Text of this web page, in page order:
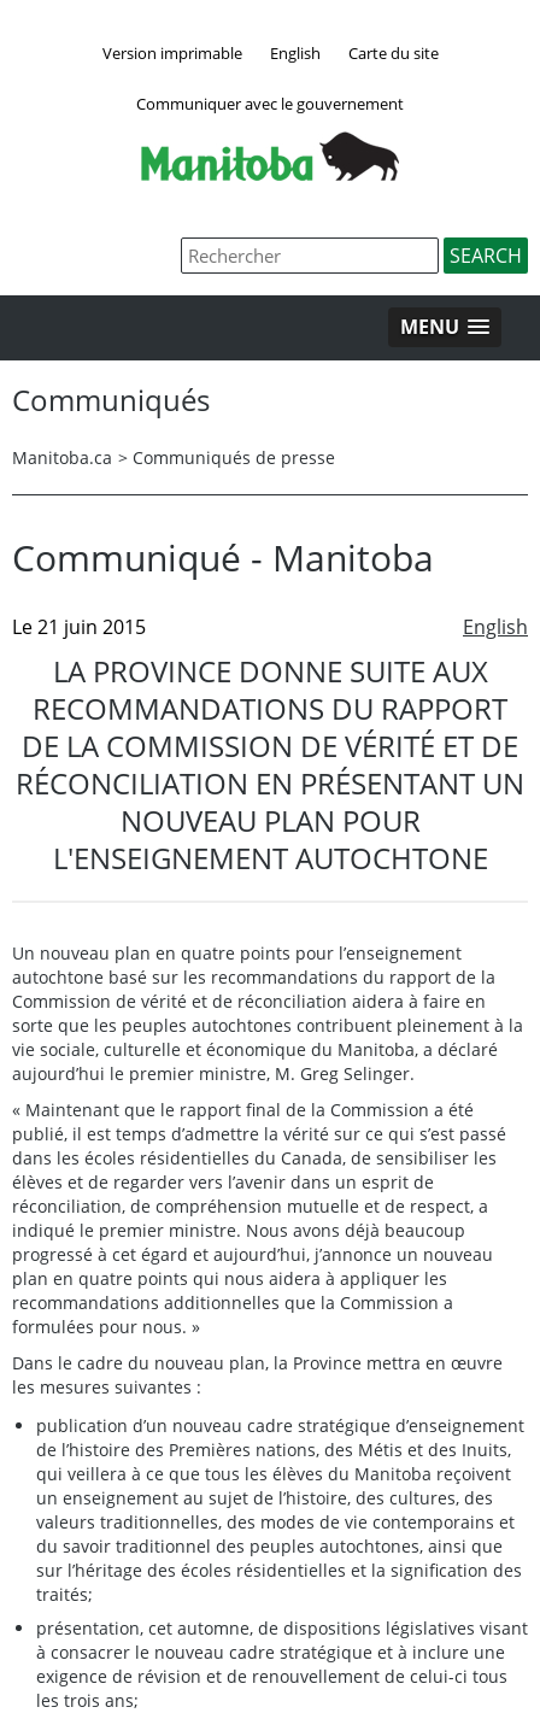
Version imprimable English Carte du site
Communiquer avec le gouvernement
MENU
Communiqués
Manitoba.ca > Communiqués de presse
Communiqué - Manitoba
English
Le 21 juin 2015
LA PROVINCE DONNE SUITE AUX
RECOMMANDATIONS DU RAPPORT
DE LA COMMISSION DE VÉRITÉ ET DE
RÉCONCILIATION EN PRÉSENTANT UN
NOUVEAU PLAN POUR
L'ENSEIGNEMENT AUTOCHTONE
Un nouveau plan en quatre points pour l’enseignement
autochtone basé sur les recommandations du rapport de la
Commission de vérité et de réconciliation aidera à faire en
sorte que les peuples autochtones contribuent pleinement à la
vie sociale, culturelle et économique du Manitoba, a déclaré
aujourd’hui le premier ministre, M. Greg Selinger.
« Maintenant que le rapport final de la Commission a été
publié, il est temps d’admettre la vérité sur ce qui s’est passé
dans les écoles résidentielles du Canada, de sensibiliser les
élèves et de regarder vers l’avenir dans un esprit de
réconciliation, de compréhension mutuelle et de respect, a
indiqué le premier ministre. Nous avons déjà beaucoup
progressé à cet égard et aujourd’hui, j’annonce un nouveau
plan en quatre points qui nous aidera à appliquer les
recommandations additionnelles que la Commission a
formulées pour nous. »
Dans le cadre du nouveau plan, la Province mettra en œuvre
les mesures suivantes :
publication d’un nouveau cadre stratégique d’enseignement
de l’histoire des Premières nations, des Métis et des Inuits,
qui veillera à ce que tous les élèves du Manitoba reçoivent
un enseignement au sujet de l’histoire, des cultures, des
valeurs traditionnelles, des modes de vie contemporains et
du savoir traditionnel des peuples autochtones, ainsi que
sur l’héritage des écoles résidentielles et la signification des
traités;
présentation, cet automne, de dispositions législatives visant
à consacrer le nouveau cadre stratégique et à inclure une
exigence de révision et de renouvellement de celui-ci tous
les trois ans;